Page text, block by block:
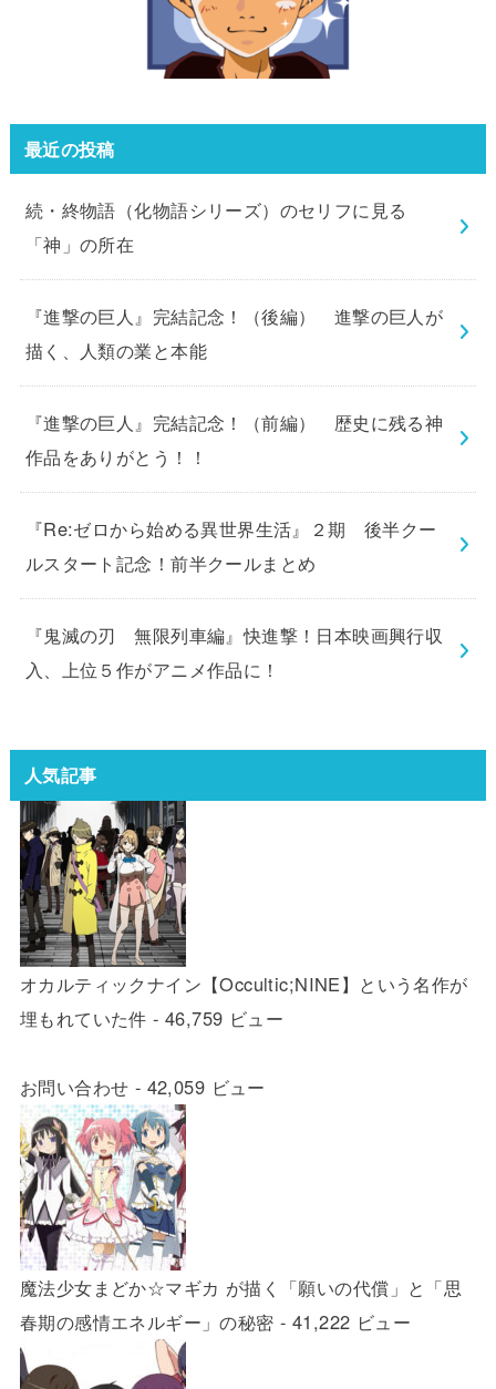
最近の投稿
続・終物語（化物語シリーズ）のセリフに見る
「神」の所在
『進撃の巨人』完結記念！（後編） 進撃の巨人が
描く、人類の業と本能
『進撃の巨人』完結記念！（前編） 歴史に残る神
作品をありがとう！！
『Re:ゼロから始める異世界生活』２期 後半クー
ルスタート記念！前半クールまとめ
『鬼滅の刃 無限列車編』快進撃！日本映画興行収
入、上位５作がアニメ作品に！
人気記事
オカルティックナイン【Occultic;NINE】という名作が
埋もれていた件 - 46,759 ビュー
お問い合わせ - 42,059 ビュー
魔法少女まどか☆マギカ が描く「願いの代償」と「思
春期の感情エネルギー」の秘密 - 41,222 ビュー